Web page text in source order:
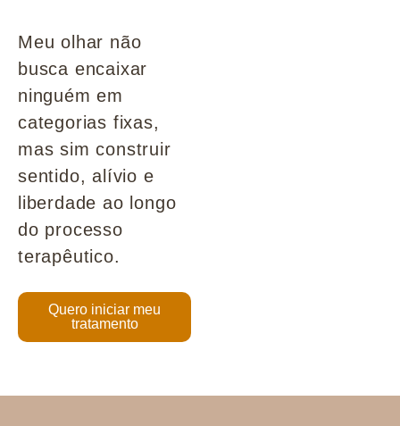
Meu olhar não
busca encaixar
ninguém em
categorias fixas,
mas sim construir
sentido, alívio e
liberdade ao longo
do processo
terapêutico.
Quero iniciar meu
tratamento